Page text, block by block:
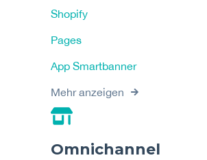
Shopify
Pages
App Smartbanner
Mehr anzeigen
Omnichannel